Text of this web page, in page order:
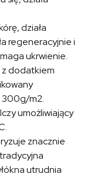
działa
regeneracyjnie i
ukrwienie.
z dodatkiem
300g/m2.
umożliwiający
znacznie
utrudnia